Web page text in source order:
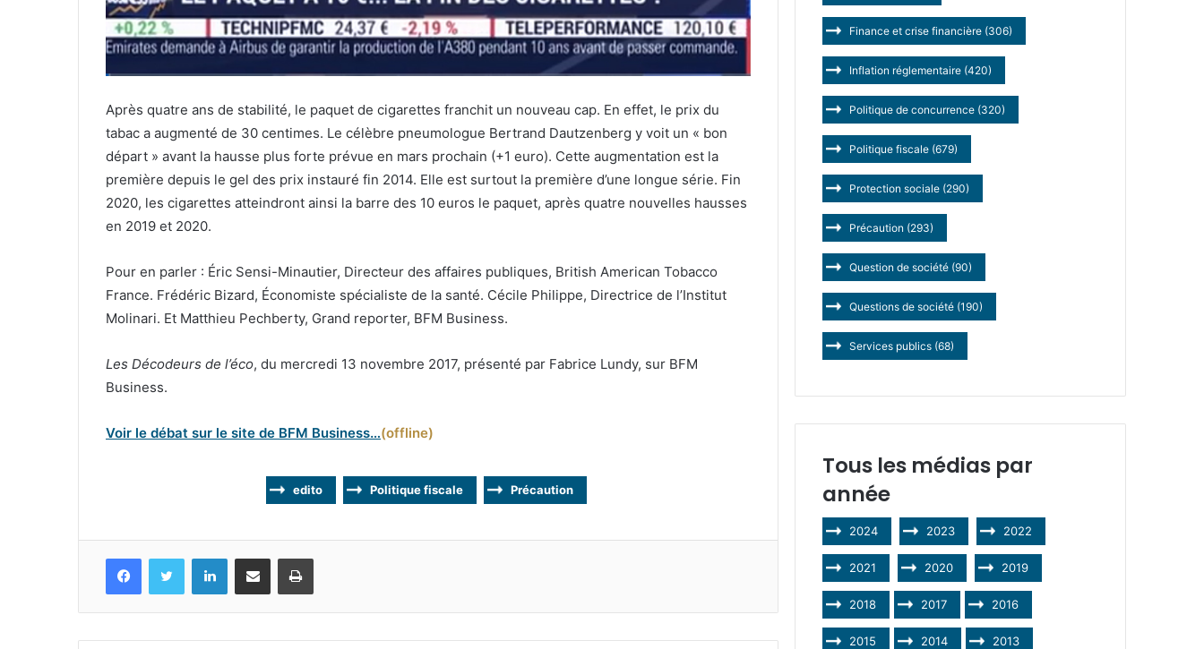
Après quatre ans de stabilité, le paquet de cigarettes franchit un nouveau cap. En effet, le prix du
tabac a augmenté de 30 centimes. Le célèbre pneumologue Bertrand Dautzenberg y voit un « bon
départ » avant la hausse plus forte prévue en mars prochain (+1 euro). Cette augmentation est la
première depuis le gel des prix instauré fin 2014. Elle est surtout la première d’une longue série. Fin
2020, les cigarettes atteindront ainsi la barre des 10 euros le paquet, après quatre nouvelles hausses
en 2019 et 2020.
Pour en parler : Éric Sensi-Minautier, Directeur des affaires publiques, British American Tobacco
France. Frédéric Bizard, Économiste spécialiste de la santé. Cécile Philippe, Directrice de l’Institut
Molinari. Et Matthieu Pechberty, Grand reporter, BFM Business.
Les Décodeurs de l’éco, du mercredi 13 novembre 2017, présenté par Fabrice Lundy, sur BFM
Business.
Voir le débat sur le site de BFM Business…(offline)
edito Politique fiscale Précaution
FacebookTwitter LinkedinPartagez par mail Imprimez
Finance et crise financière (306)
Inflation réglementaire (420)
Politique de concurrence (320)
Politique fiscale (679)
Protection sociale (290)
Précaution (293)
Question de société (90)
Questions de société (190)
Services publics (68)
Tous les médias par
année
2024 2023 2022
2021 2020 2019
2018 2017 2016
2015 2014 2013